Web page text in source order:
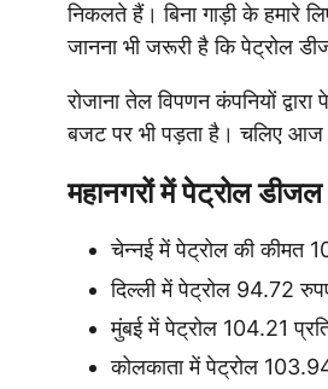
निकलते हैं। बिना गाड़ी के हमारे
जानना भी जरूरी है कि पेट्रोल
रोजाना तेल विपणन कंपनियों
बजट पर भी पड़ता है। चलिए आज
महानगरों में पेट्रोल
चेन्नई में पेट्रोल की कीमत
दिल्ली में पेट्रोल 94.72
मुंबई में पेट्रोल 104.21
कोलकाता में पेट्रोल